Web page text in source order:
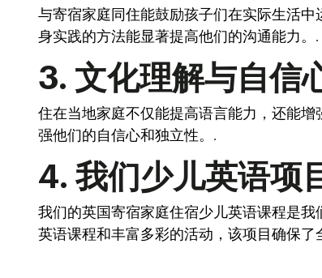
与寄宿家庭同住能鼓励孩子们在实际生活
身实践的方法能显著提高他们的沟通能力。.
3. 文化理解与自信
住在当地家庭不仅能提高语言能力，还能
强他们的自信心和独立性。.
4. 我们少儿英语项
我们的英国寄宿家庭住宿少儿英语课程是我
英语课程和丰富多彩的活动，该项目确保